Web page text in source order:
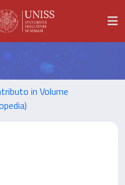
in Volume